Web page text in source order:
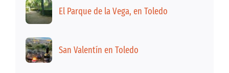
El Parque de la Vega, en Toledo
San Valentín en Toledo